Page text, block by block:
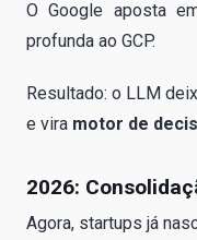
O Google aposta
profunda ao GCP.
Resultado: o LLM
e vira motor de
2026:
Agora, startups já